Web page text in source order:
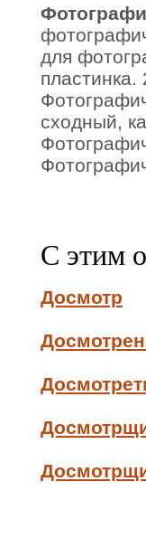
для
сходный,
С этим
Досмотр